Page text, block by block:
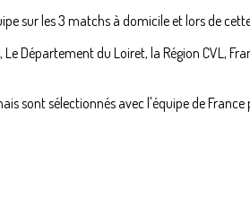
sur les 3 matchs à domicile et lors de
Département du Loiret, la Région CVL,
sont sélectionnés avec l'équipe de